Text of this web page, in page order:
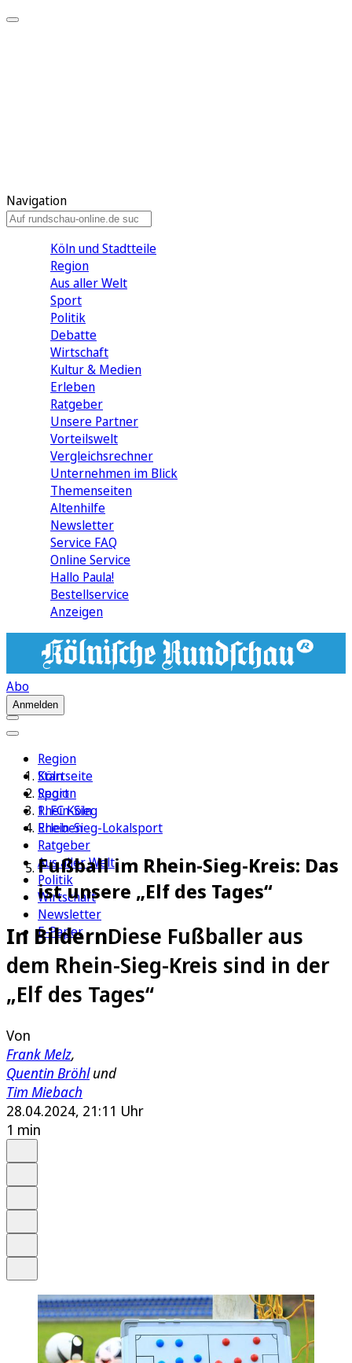
Navigation
Köln und Stadtteile
Region
Aus aller Welt
Sport
Politik
Debatte
Wirtschaft
Kultur & Medien
Erleben
Ratgeber
Unsere Partner
Vorteilswelt
Vergleichsrechner
Unternehmen im Blick
Themenseiten
Altenhilfe
Newsletter
Service FAQ
Online Service
Hallo Paula!
Bestellservice
Anzeigen
Abo
Anmelden
Region
Köln
Sport
1. FC Köln
Erleben
Ratgeber
Aus aller Welt
Politik
Wirtschaft
Newsletter
E-Paper
Startseite
Region
Rhein-Sieg
Rhein-Sieg-Lokalsport
Fußball im Rhein-Sieg-Kreis: Das
ist unsere „Elf des Tages“
In BildernDiese Fußballer aus
dem Rhein-Sieg-Kreis sind in der
„Elf des Tages“
Von
Frank Melz,
Quentin Bröhlund
Tim Miebach
28.04.2024, 21:11 Uhr
1 min